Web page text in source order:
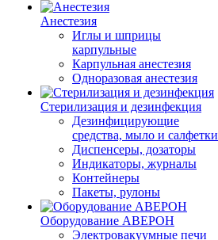
Анестезия
Иглы и шприцы
карпульные
Карпульная анестезия
Одноразовая анестезия
Стерилизация и дезинфекция
Дезинфицирующие
средства, мыло и салфетки
Диспенсеры, дозаторы
Индикаторы, журналы
Контейнеры
Пакеты, рулоны
Оборудование АВЕРОН
Электровакуумные печи